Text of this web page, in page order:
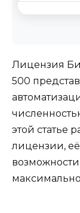
Лицензия
500
этой статье
лицензии,